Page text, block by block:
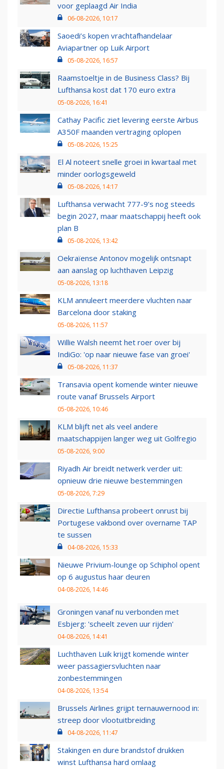
voor geplaagd Air India
06-08-2026, 10:17
Saoedi’s kopen vrachtafhandelaar
Aviapartner op Luik Airport
05-08-2026, 16:57
Raamstoeltje in de Business Class? Bij
Lufthansa kost dat 170 euro extra
05-08-2026, 16:41
Cathay Pacific ziet levering eerste Airbus
A350F maanden vertraging oplopen
05-08-2026, 15:25
El Al noteert snelle groei in kwartaal met
minder oorlogsgeweld
05-08-2026, 14:17
Lufthansa verwacht 777-9’s nog steeds
begin 2027, maar maatschappij heeft ook
plan B
05-08-2026, 13:42
Oekraïense Antonov mogelijk ontsnapt
aan aanslag op luchthaven Leipzig
05-08-2026, 13:18
KLM annuleert meerdere vluchten naar
Barcelona door staking
05-08-2026, 11:57
Willie Walsh neemt het roer over bij
IndiGo: 'op naar nieuwe fase van groei'
05-08-2026, 11:37
Transavia opent komende winter nieuwe
route vanaf Brussels Airport
05-08-2026, 10:46
KLM blijft net als veel andere
maatschappijen langer weg uit Golfregio
05-08-2026, 9:00
Riyadh Air breidt netwerk verder uit:
opnieuw drie nieuwe bestemmingen
05-08-2026, 7:29
Directie Lufthansa probeert onrust bij
Portugese vakbond over overname TAP
te sussen
04-08-2026, 15:33
Nieuwe Privium-lounge op Schiphol opent
op 6 augustus haar deuren
04-08-2026, 14:46
Groningen vanaf nu verbonden met
Esbjerg: 'scheelt zeven uur rijden'
04-08-2026, 14:41
Luchthaven Luik krijgt komende winter
weer passagiersvluchten naar
zonbestemmingen
04-08-2026, 13:54
Brussels Airlines grijpt ternauwernood in:
streep door vlootuitbreiding
04-08-2026, 11:47
Stakingen en dure brandstof drukken
winst Lufthansa hard omlaag